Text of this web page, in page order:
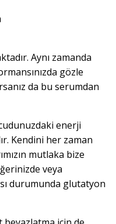
Aynı zamanda
gözle
da bu serumdan
enerji
Kendini her zaman
mutlaka bize
veya
durumunda glutatyon